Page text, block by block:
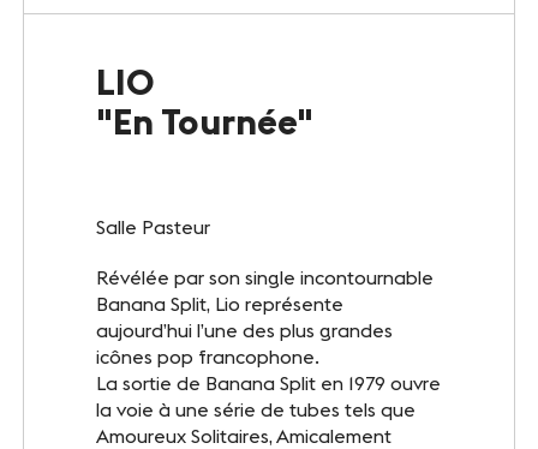
Le Club
Notre savoir-faire
Photothèque
ESPACE GRAND PUBLIC
Agenda
Billetterie
LIO
"En Tournée"
Salle Pasteur
Révélée par son single incontournable
Banana Split, Lio représente
aujourd’hui l’une des plus grandes
icônes pop francophone.
La sortie de Banana Split en 1979 ouvre
la voie à une série de tubes tels que
Amoureux Solitaires, Amicalement